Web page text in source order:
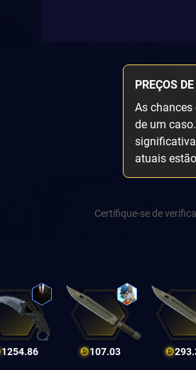
PREÇOS
As
de um
atuais
Certifique-se de
1254.86 107.03